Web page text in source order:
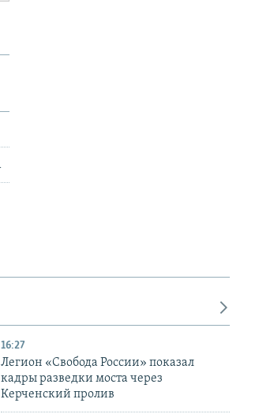
16:27
Легион «Свобода России» показал
кадры разведки моста через
Керченский пролив